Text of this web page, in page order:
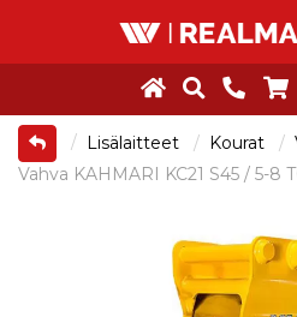
Lisälaitteet Kourat
Vahva KAHMARI KC21 S45 / 5-8